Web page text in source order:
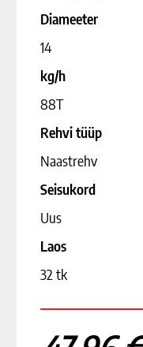
Diameeter
14
kg/h
88T
Rehvi tüüp
Naastrehv
Seisukord
Uus
Laos
32 tk